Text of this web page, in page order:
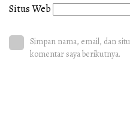
Situs Web
Simpan nama, email, dan
komentar saya berikutnya.